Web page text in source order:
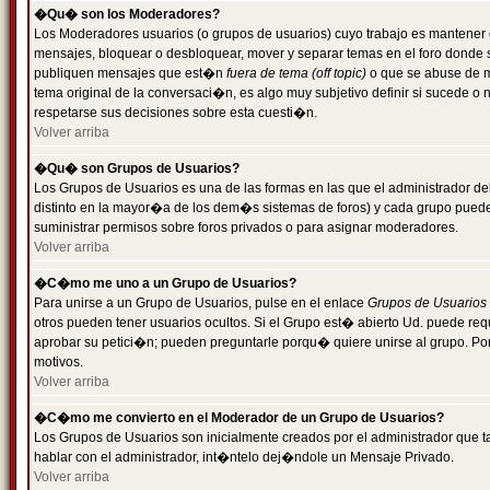
�Qu� son los Moderadores?
Los Moderadores usuarios (o grupos de usuarios) cuyo trabajo es
mensajes, bloquear o desbloquear, mover y separar temas en el foro
publiquen mensajes que est�n fuera de tema (off topic) o que se abuse de
tema original de la conversaci�n, es algo muy subjetivo definir si sucede
respetarse sus decisiones sobre esta cuesti�n.
Volver arriba
�Qu� son Grupos de Usuarios?
Los Grupos de Usuarios es una de las formas en las que el administrador
distinto en la mayor�a de los dem�s sistemas de foros) y cada grupo
suministrar permisos sobre foros privados o para asignar moderadores.
Volver arriba
�C�mo me uno a un Grupo de Usuarios?
Para unirse a un Grupo de Usuarios, pulse en el enlace Grupos de Usuarios
otros pueden tener usuarios ocultos. Si el Grupo est� abierto Ud. puede
aprobar su petici�n; pueden preguntarle porqu� quiere unirse al grupo.
motivos.
Volver arriba
�C�mo me convierto en el Moderador de un Grupo de Usuarios?
Los Grupos de Usuarios son inicialmente creados por el administrador
hablar con el administrador, int�ntelo dej�ndole un Mensaje Privado.
Volver arriba